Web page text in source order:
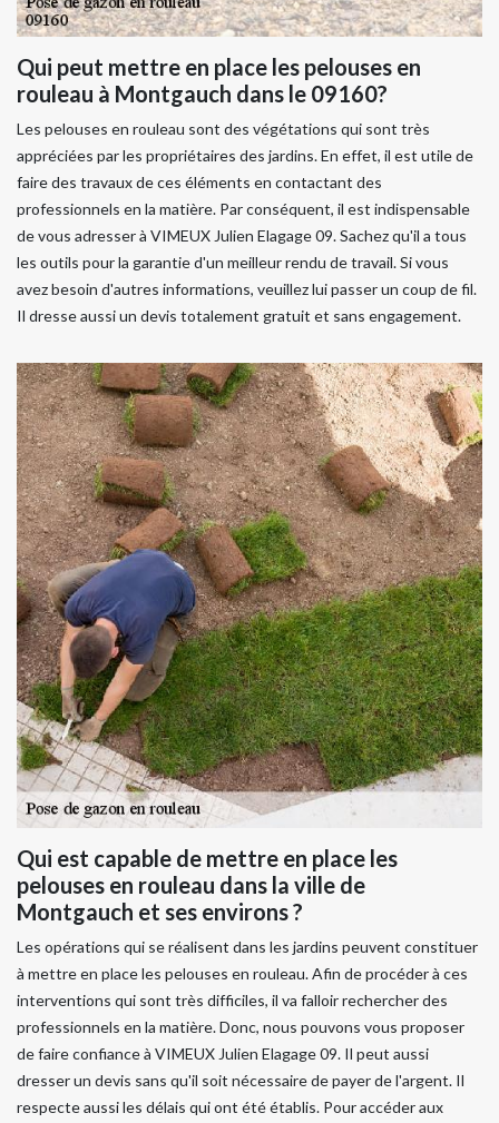
Qui peut mettre en place les pelouses en
rouleau à Montgauch dans le 09160?
Les pelouses en rouleau sont des végétations qui sont très
appréciées par les propriétaires des jardins. En effet, il est utile de
faire des travaux de ces éléments en contactant des
professionnels en la matière. Par conséquent, il est indispensable
de vous adresser à VIMEUX Julien Elagage 09. Sachez qu'il a tous
les outils pour la garantie d'un meilleur rendu de travail. Si vous
avez besoin d'autres informations, veuillez lui passer un coup de fil.
Il dresse aussi un devis totalement gratuit et sans engagement.
Qui est capable de mettre en place les
pelouses en rouleau dans la ville de
Montgauch et ses environs ?
Les opérations qui se réalisent dans les jardins peuvent constituer
à mettre en place les pelouses en rouleau. Afin de procéder à ces
interventions qui sont très difficiles, il va falloir rechercher des
professionnels en la matière. Donc, nous pouvons vous proposer
de faire confiance à VIMEUX Julien Elagage 09. Il peut aussi
dresser un devis sans qu'il soit nécessaire de payer de l'argent. Il
respecte aussi les délais qui ont été établis. Pour accéder aux